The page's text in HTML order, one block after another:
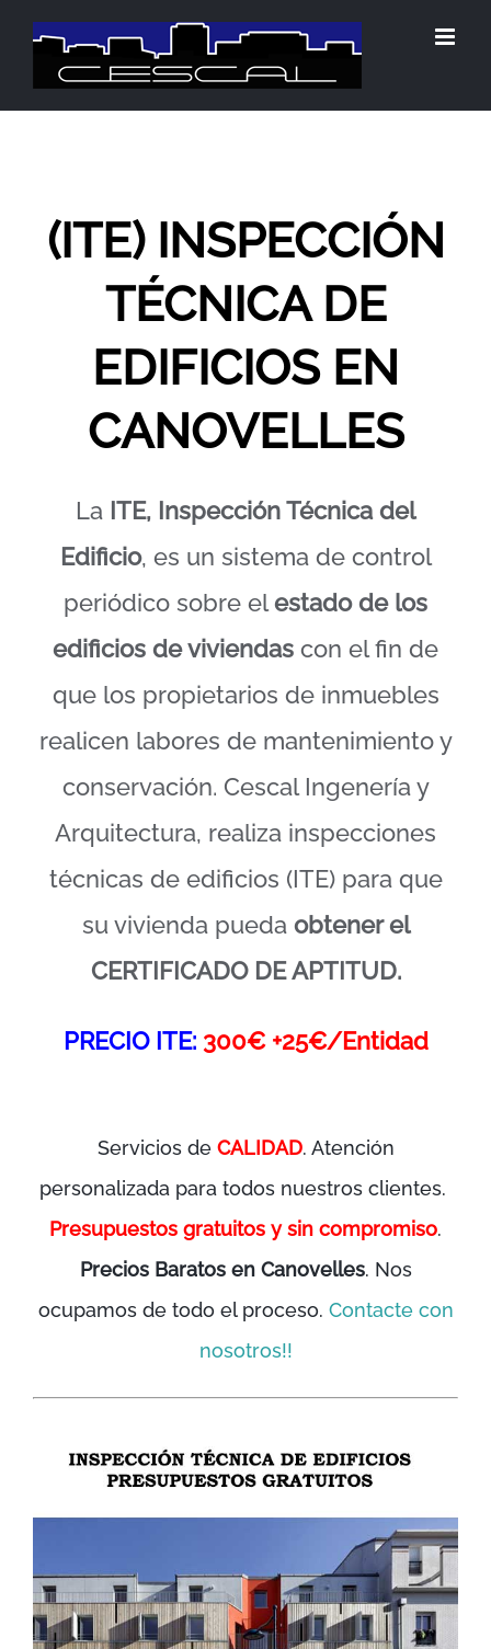
Saltar
contenido
(ITE) INSPECCIÓN
TÉCNICA DE
EDIFICIOS EN
CANOVELLES
La ITE, Inspección Técnica del
Edificio, es un sistema de control
periódico sobre elestado de los
edificios de viviendas con el fin de
que los propietarios de inmuebles
realicen labores de mantenimiento y
conservación. Cescal Ingenería y
Arquitectura, realiza inspecciones
técnicas de edificios (ITE) para que
su vivienda pueda obtener el
CERTIFICADO DE APTITUD.
PRECIO ITE: 300€ +25€/Entidad
Servicios de CALIDAD. Atención
personalizada para todos nuestros clientes.
Presupuestos gratuitos y sin compromiso.
Precios Baratos en Canovelles. Nos
ocupamos de todo el proceso. Contacte con
nosotros!!